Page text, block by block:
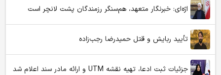
اژه‌ای: خبرنگار متعهد، هم‌سنگر رزمندگان پشت لانچر است
تأیید ربایش و قتل حمیدرضا رجب‌زاده
جزئیات ثبت ادعا، تهیه نقشه UTM و ارائه مادر سند اعلام شد